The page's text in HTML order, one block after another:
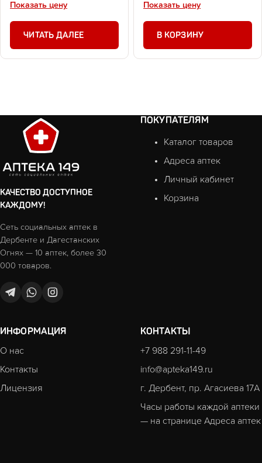
Показать цену
ЧИТАТЬ ДАЛЕЕ
Показать цену
В КОРЗИНУ
КАЧЕСТВО ДОСТУПНОЕ
КАЖДОМУ!
Сеть социальных аптек в
Дербенте и Дагестанских
Огнях — 10 аптек, более 30
000 товаров.
ПОКУПАТЕЛЯМ
Каталог товаров
Адреса аптек
Личный кабинет
Корзина
ИНФОРМАЦИЯ
О нас
Контакты
Лицензия
КОНТАКТЫ
+7 988 291-11-49
info@apteka149.ru
г. Дербент, пр. Агасиева 17А
Часы работы каждой аптеки
— на странице Адреса аптек